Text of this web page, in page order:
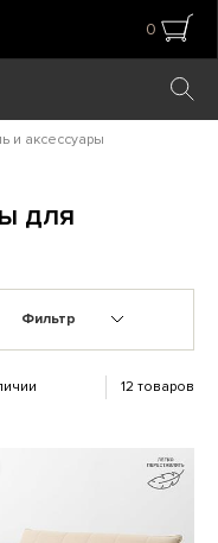
0
и аксессуары
для
Фильтр
12 товаров